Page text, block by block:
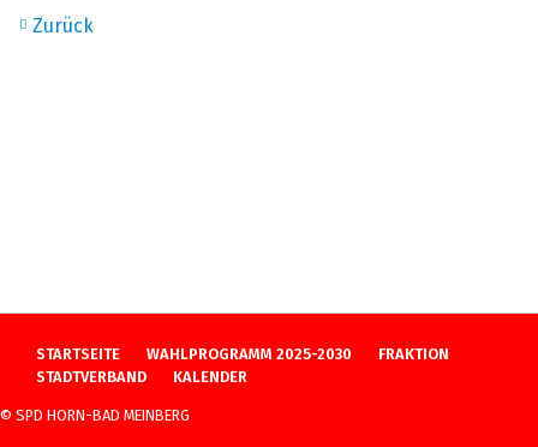
Zurück
NAVIGATION
ÜBERSPRINGEN
STARTSEITE WAHLPROGRAMM 2025-2030
FRAKTION
STADTVERBAND
KALENDER
© SPD HORN-BAD MEINBERG